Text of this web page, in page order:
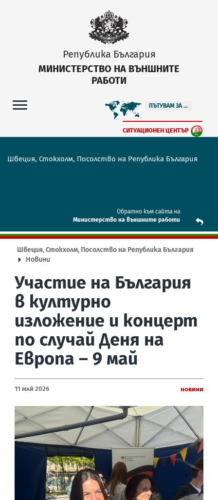
Република България
МИНИСТЕРСТВО НА ВЪНШНИТЕ
РАБОТИ
ПЪТУВАМ ЗА ...
СИТУАЦИОНЕН ЦЕНТЪР
Швеция, Стокхолм, Посолство на Република България
Обратно към сайта на
Mинистерство на външните работи
Швеция, Стокхолм, Посолство на Република България
Новини
Участие на България
в културно
изложение и концерт
по случай Деня на
Европа – 9 май
11 Май 2026 Новини